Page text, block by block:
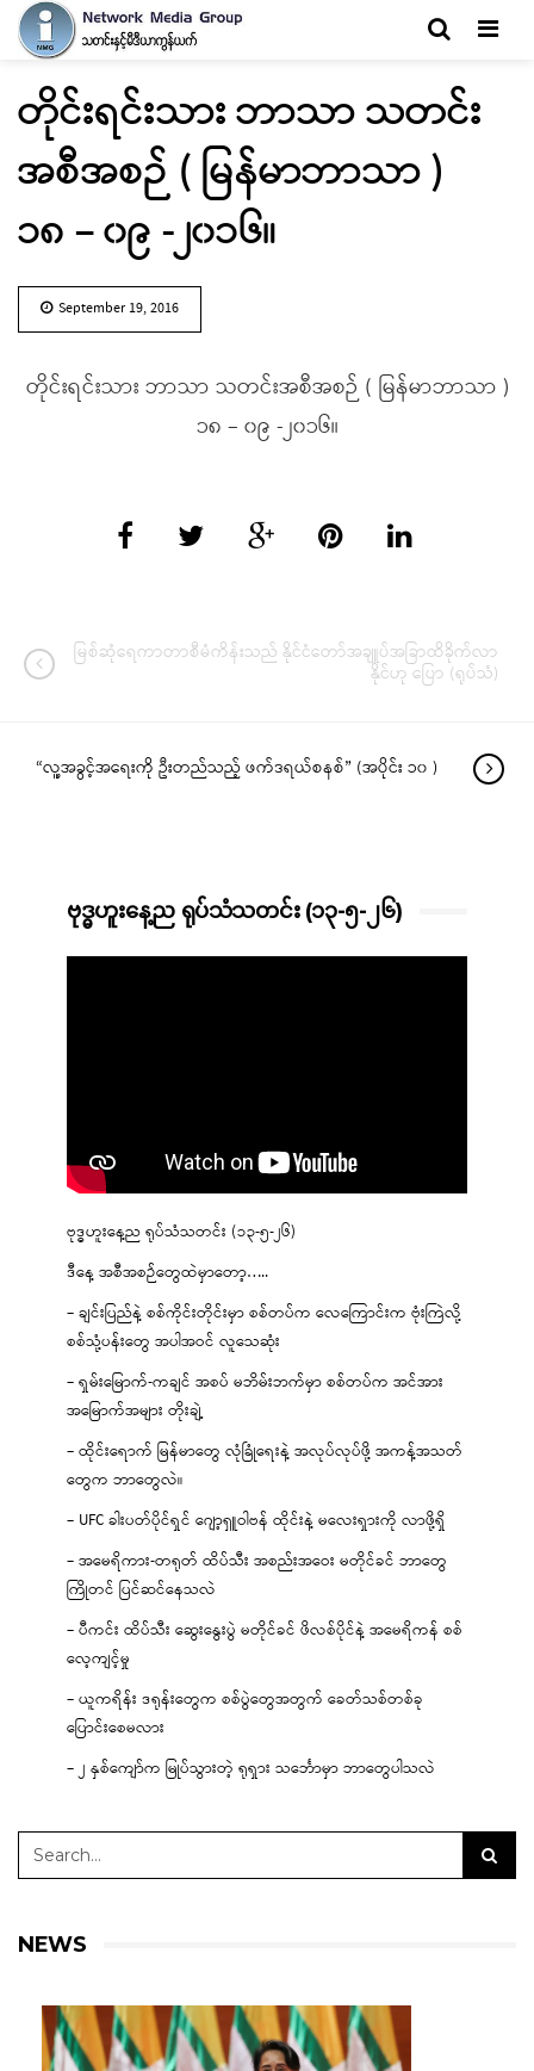
တိုင်းရင်းသား ဘာသာ သတင်း
အစီအစဉ် ( မြန်မာဘာသာ )
၁၈ – ၀၉ -၂၀၁၆။
September 19, 2016
တိုင်းရင်းသား ဘာသာ သတင်းအစီအစဉ် ( မြန်မာဘာသာ )
၁၈ – ၀၉ -၂၀၁၆။
မြစ်ဆုံရေကာတာစီမံကိန်းသည် နိုင်ငံတော်အချူပ်အခြာထိခိုက်လာ
နိုင်ဟု ပြော (ရုပ်သံ)
“လူ့အခွင့်အရေးကို ဦးတည်သည့် ဖက်ဒရယ်စနစ်” (အပိုင်း ၁၀ )
ဗုဒ္ဓဟူးနေ့ည ရုပ်သံသတင်း (၁၃-၅-၂၆)
ဗုဒ္ဓဟူးနေ့ည ရုပ်သံသတင်း (၁၃-၅-၂၆)
ဒီနေ့ အစီအစဉ်တွေထဲမှာတော့…..
– ချင်းပြည်နဲ့ စစ်ကိုင်းတိုင်းမှာ စစ်တပ်က လေကြောင်းက ဗုံးကြဲလို့
စစ်သုံ့ပန်းတွေ အပါအဝင် လူသေဆုံး
– ရှမ်းမြောက်-ကချင် အစပ် မဘိမ်းဘက်မှာ စစ်တပ်က အင်အား
အမြောက်အများ တိုးချဲ့
– ထိုင်းရောက် မြန်မာတွေ လုံခြုံရေးနဲ့ အလုပ်လုပ်ဖို့ အကန့်အသတ်
တွေက ဘာတွေလဲ။
– UFC ခါးပတ်ပိုင်ရှင် ဂျော့ရှူဝါဗန် ထိုင်းနဲ့ မလေးရှားကို လာဖို့ရှိ
– အမေရိကား-တရုတ် ထိပ်သီး အစည်းအဝေး မတိုင်ခင် ဘာတွေ
ကြိုတင် ပြင်ဆင်နေသလဲ
– ပီကင်း ထိပ်သီး ဆွေးနွေးပွဲ မတိုင်ခင် ဖိလစ်ပိုင်နဲ့ အမေရိကန် စစ်
လေ့ကျင့်မှု
– ယူကရိန်း ဒရုန်းတွေက စစ်ပွဲတွေအတွက် ခေတ်သစ်တစ်ခု
ပြောင်းစေမလား
– ၂ နှစ်ကျော်က မြုပ်သွားတဲ့ ရုရှား သင်္ဘောမှာ ဘာတွေပါသလဲ
NEWS